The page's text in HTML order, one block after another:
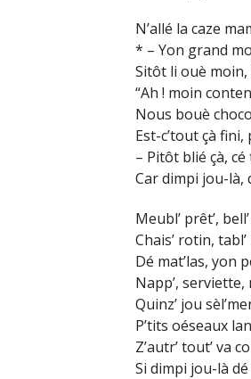
N’allé la caze
* – Yon grand
Sitôt li ouè moin,
“Ah ! moin
Nous bouè
Est-c’tout çà fini,
– Pitôt blié çà,
Car dimpi jou-là,
Meubl’ prêt’,
Chais’ rotin,
Dé mat’las, yon
Napp’,
Quinz’ jou
P’tits oéseaux
Z’autr’ tout’ va
Si dimpi jou-là